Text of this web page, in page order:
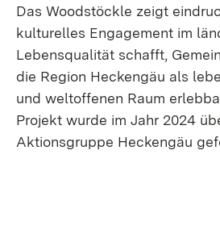
Das Woodstöckle zeigt
kulturelles Engagement im
Lebensqualität schafft,
die Region Heckengäu als
und weltoffenen Raum
Projekt wurde im Jahr 2024
Aktionsgruppe Heckengäu